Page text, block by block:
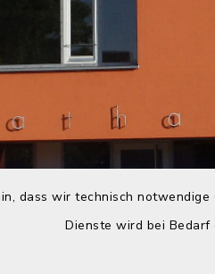
dass wir technisch
Dienste wird bei